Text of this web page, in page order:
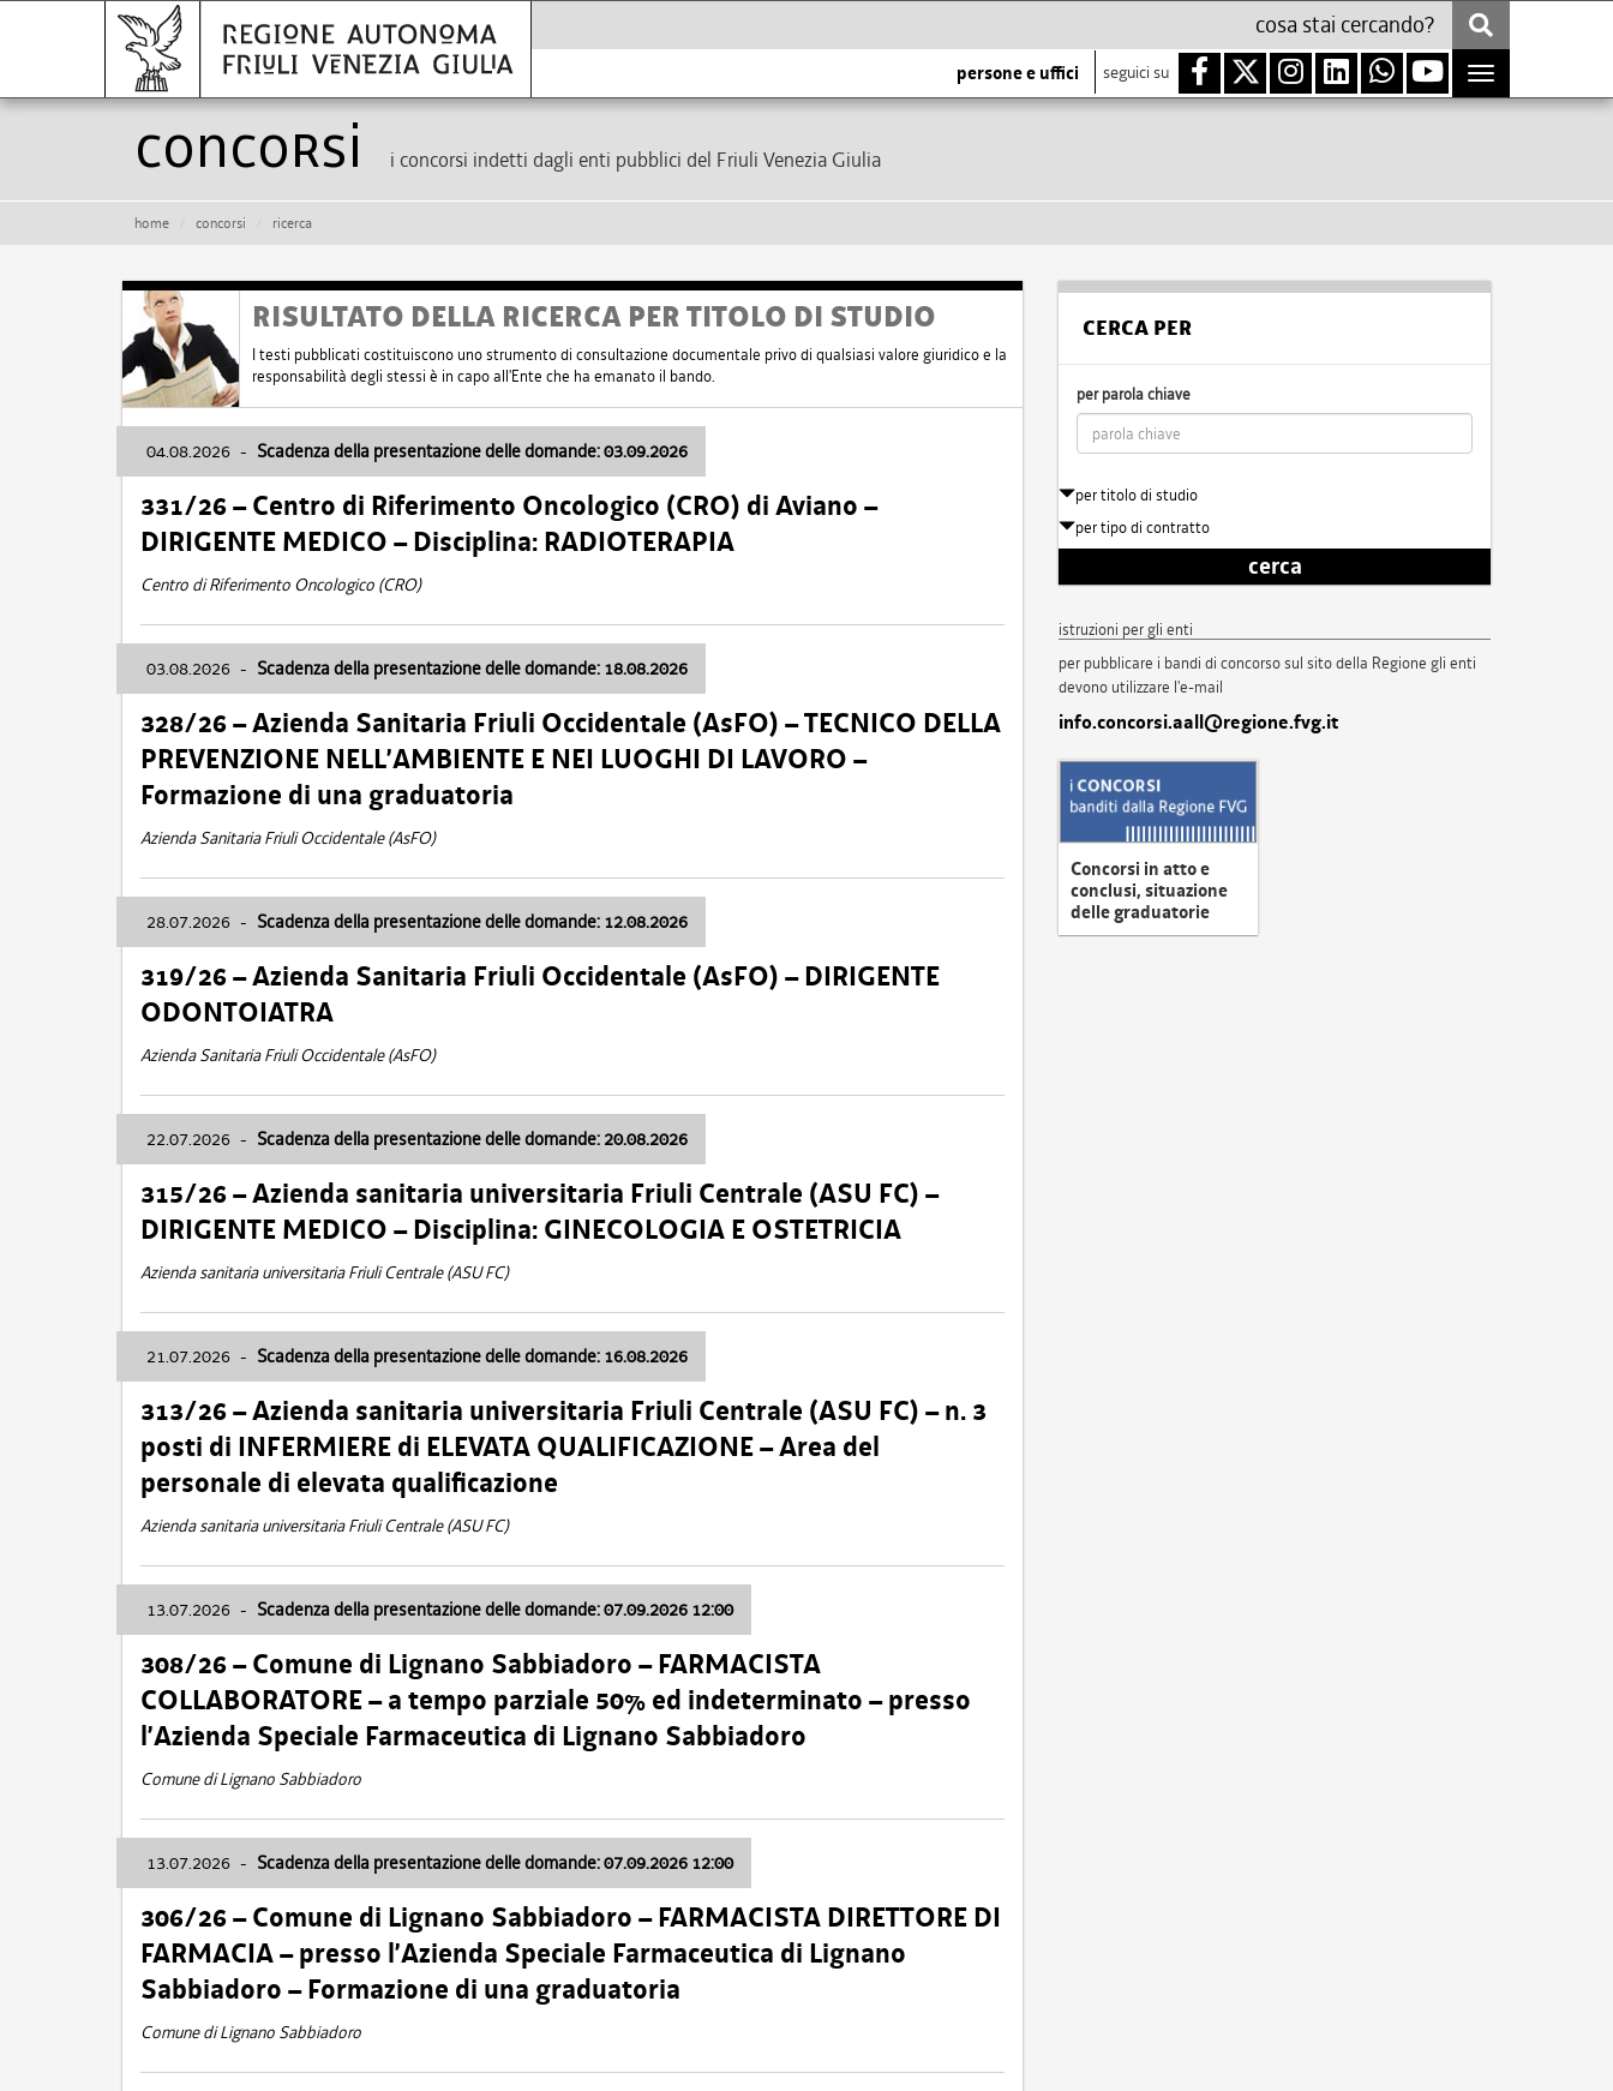
persone e uffici seguici su
Toggle
navigation
Concorsi i concorsi indetti dagli enti pubblici del Friuli Venezia Giulia
home concorsi ricerca
RISULTATO DELLA RICERCA PER TITOLO DI STUDIO
I testi pubblicati costituiscono uno strumento di consultazione documentale privo di qualsiasi valore giuridico e la
responsabilità degli stessi è in capo all'Ente che ha emanato il bando.
04.08.2026 - Scadenza della presentazione delle domande: 03.09.2026
331/26 – Centro di Riferimento Oncologico (CRO) di Aviano –
DIRIGENTE MEDICO – Disciplina: RADIOTERAPIA
Centro di Riferimento Oncologico (CRO)
03.08.2026 - Scadenza della presentazione delle domande: 18.08.2026
328/26 – Azienda Sanitaria Friuli Occidentale (AsFO) – TECNICO DELLA
PREVENZIONE NELL’AMBIENTE E NEI LUOGHI DI LAVORO –
Formazione di una graduatoria
Azienda Sanitaria Friuli Occidentale (AsFO)
28.07.2026 - Scadenza della presentazione delle domande: 12.08.2026
319/26 – Azienda Sanitaria Friuli Occidentale (AsFO) – DIRIGENTE
ODONTOIATRA
Azienda Sanitaria Friuli Occidentale (AsFO)
22.07.2026 - Scadenza della presentazione delle domande: 20.08.2026
315/26 – Azienda sanitaria universitaria Friuli Centrale (ASU FC) –
DIRIGENTE MEDICO – Disciplina: GINECOLOGIA E OSTETRICIA
Azienda sanitaria universitaria Friuli Centrale (ASU FC)
21.07.2026 - Scadenza della presentazione delle domande: 16.08.2026
313/26 – Azienda sanitaria universitaria Friuli Centrale (ASU FC) – n. 3
posti di INFERMIERE di ELEVATA QUALIFICAZIONE – Area del
personale di elevata qualificazione
Azienda sanitaria universitaria Friuli Centrale (ASU FC)
13.07.2026 - Scadenza della presentazione delle domande: 07.09.2026 12:00
308/26 – Comune di Lignano Sabbiadoro – FARMACISTA
COLLABORATORE – a tempo parziale 50% ed indeterminato – presso
l’Azienda Speciale Farmaceutica di Lignano Sabbiadoro
Comune di Lignano Sabbiadoro
13.07.2026 - Scadenza della presentazione delle domande: 07.09.2026 12:00
306/26 – Comune di Lignano Sabbiadoro – FARMACISTA DIRETTORE DI
FARMACIA – presso l’Azienda Speciale Farmaceutica di Lignano
Sabbiadoro – Formazione di una graduatoria
Comune di Lignano Sabbiadoro
CERCA PER
per parola chiave
per titolo di studio
per tipo di contratto
cerca
istruzioni per gli enti
per pubblicare i bandi di concorso sul sito della Regione gli enti
devono utilizzare l'e-mail
info.concorsi.aall@regione.fvg.it
Concorsi in atto e
conclusi, situazione
delle graduatorie